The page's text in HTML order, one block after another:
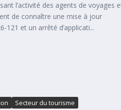
l’activité des agents de voyages
de connaître une mise à jour
121 et un arrêté d’applicati...
Secteur du tourisme